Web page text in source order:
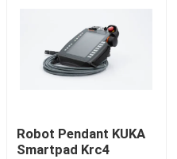
Robot Pendant KUKA
Smartpad Krc4